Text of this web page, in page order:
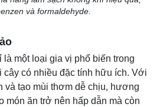
và formaldehyde.
một loại gia vị phổ biến trong
cây có nhiều đặc tính hữu ích. Với
và tạo mùi thơm dễ chịu, hương
món ăn trở nên hấp dẫn mà còn